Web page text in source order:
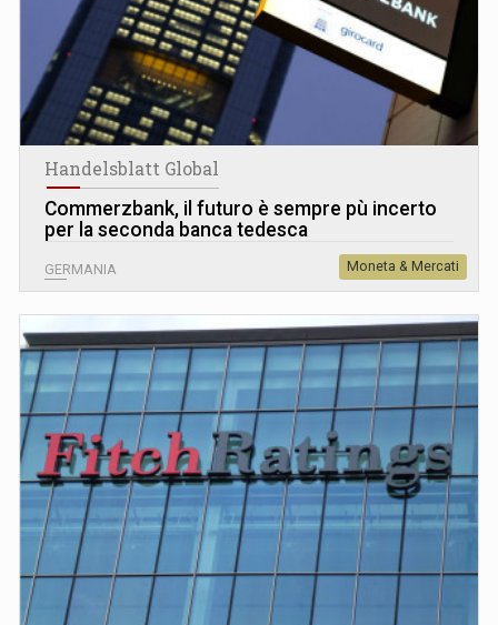
Handelsblatt Global
Commerzbank, il futuro è sempre pù incerto
per la seconda banca tedesca
GERMANIA Moneta & Mercati